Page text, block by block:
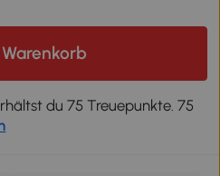
du 75 Treuepunkte. 75